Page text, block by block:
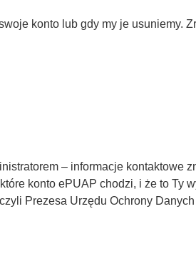
konto lub gdy my je usuniemy.
– informacje kontaktowe
konto ePUAP chodzi, i że to Ty
Prezesa Urzędu Ochrony